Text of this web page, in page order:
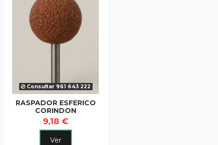
Consultar 961 643 222
RASPADOR ESFERICO
CORINDON
9,18 €
Ver